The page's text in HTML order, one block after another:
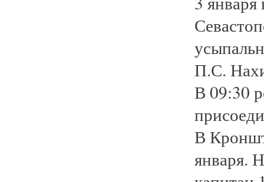
П.С.
В 09:30
В
января.